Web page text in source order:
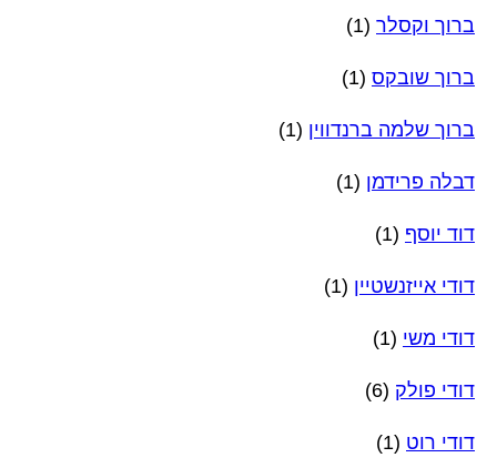
ברוך וקסלר (1)
ברוך שובקס (1)
ברוך שלמה ברנדווין (1)
דבלה פרידמן (1)
דוד יוסף (1)
דודי אייזנשטיין (1)
דודי משי (1)
דודי פולק (6)
דודי רוט (1)